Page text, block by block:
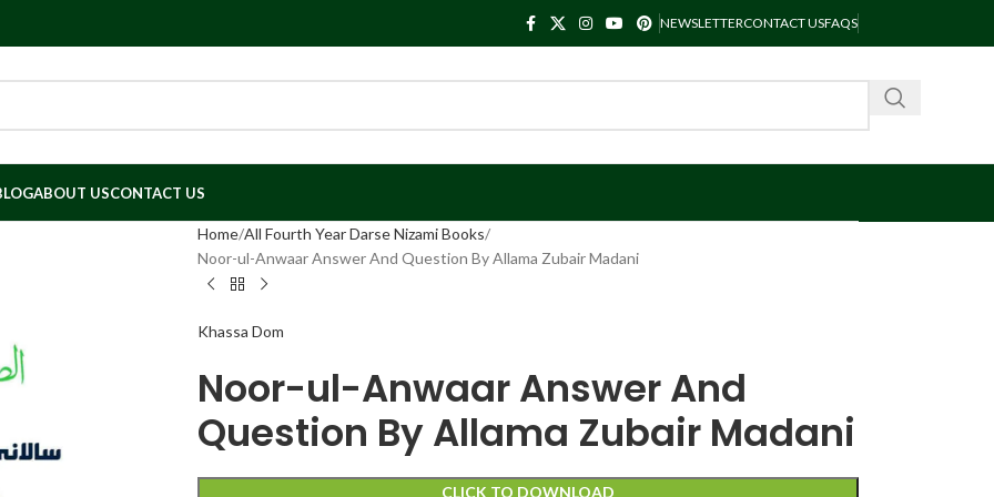
NEWSLETTERCONTACT USFAQS
ABOUT USCONTACT US
Home All Fourth Year Darse Nizami Books
Noor-ul-Anwaar Answer And Question By Allama Zubair Madani
Khassa Dom
Noor-ul-Anwaar Answer And
Question By Allama Zubair Madani
CLICK TO DOWNLOAD